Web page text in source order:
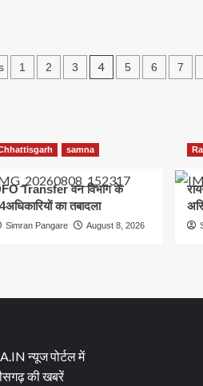
सौगात
1 2 3 4 5 6 7
samna
Transfer वन विभाग के
का तबादला
Simran Pangare August 8, 2026
न्यूज पोर्टल में
की खबरें